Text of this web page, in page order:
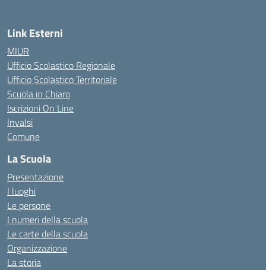
Link Esterni
MIUR
Ufficio Scolastico Regionale
Ufficio Scolastico Territoriale
Scuola in Chiaro
Iscrizioni On Line
Invalsi
Comune
La Scuola
Presentazione
I luoghi
Le persone
I numeri della scuola
Le carte della scuola
Organizzazione
La storia